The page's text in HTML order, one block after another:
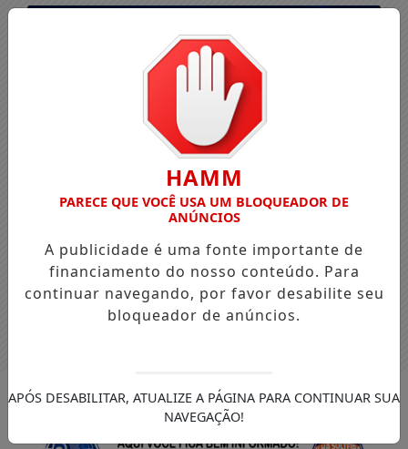
Entrar
HAMM
PARECE QUE VOCÊ USA UM BLOQUEADOR DE
ANÚNCIOS
A publicidade é uma fonte importante de
financiamento do nosso conteúdo. Para
continuar navegando, por favor desabilite seu
bloqueador de anúncios.
APÓS DESABILITAR, ATUALIZE A PÁGINA PARA CONTINUAR SUA
NAVEGAÇÃO!